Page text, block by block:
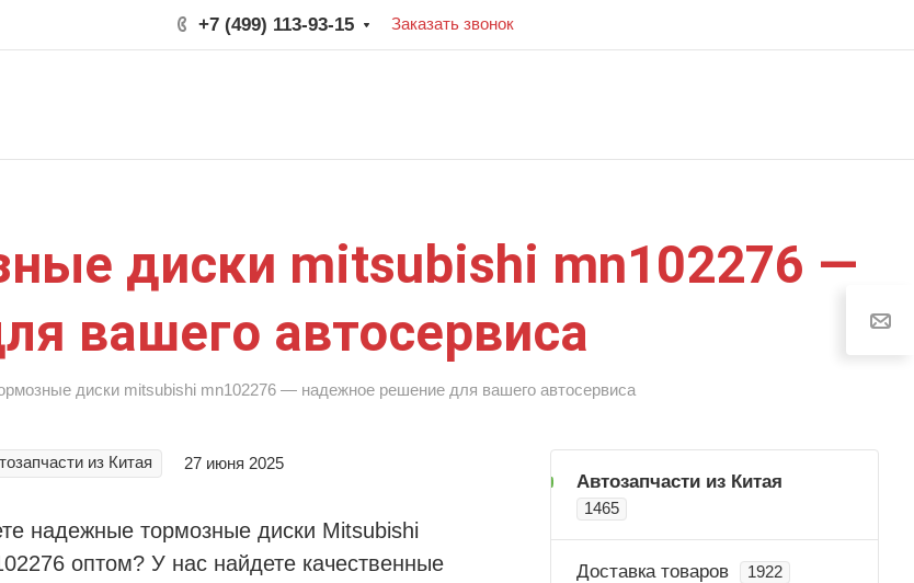
+7 (499) 113-93-15 Заказать звонок
диски mitsubishi mn102276 —
вашего автосервиса
диски mitsubishi mn102276 — надежное решение для вашего автосервиса
из Китая 27 июня 2025
надежные тормозные диски Mitsubishi
оптом? У нас найдете качественные
Автозапчасти из Китая
1465
Доставка товаров 1922